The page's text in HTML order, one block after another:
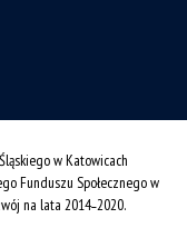
w Katowicach
Funduszu Społecznego w
na lata 2014˗2020.